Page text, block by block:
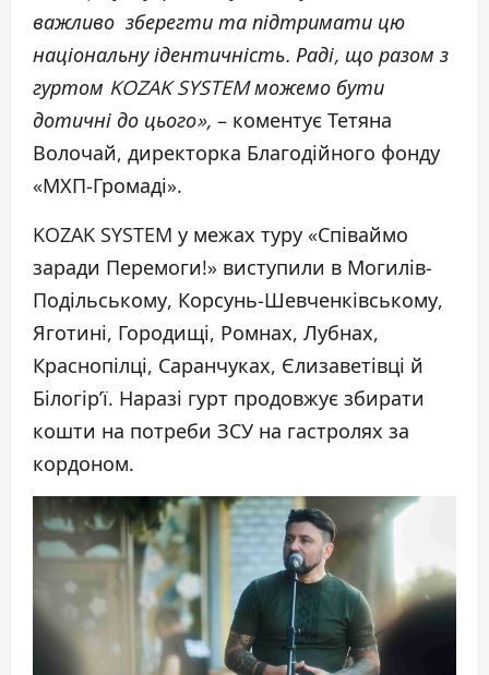
важливо зберегти та підтримати цю
національну ідентичність. Раді, що разом з
гуртом KOZAK SYSTEM можемо бути
дотичні до цього», – коментує Тетяна
Волочай, директорка Благодійного фонду
«МХП-Громаді».
KOZAK SYSTEM у межах туру «Співаймо
заради Перемоги!» виступили в Могилів-
Подільському, Корсунь-Шевченківському,
Яготині, Городищі, Ромнах, Лубнах,
Краснопілці, Саранчуках, Єлизаветівці й
Білогір’ї. Наразі гурт продовжує збирати
кошти на потреби ЗСУ на гастролях за
кордоном.